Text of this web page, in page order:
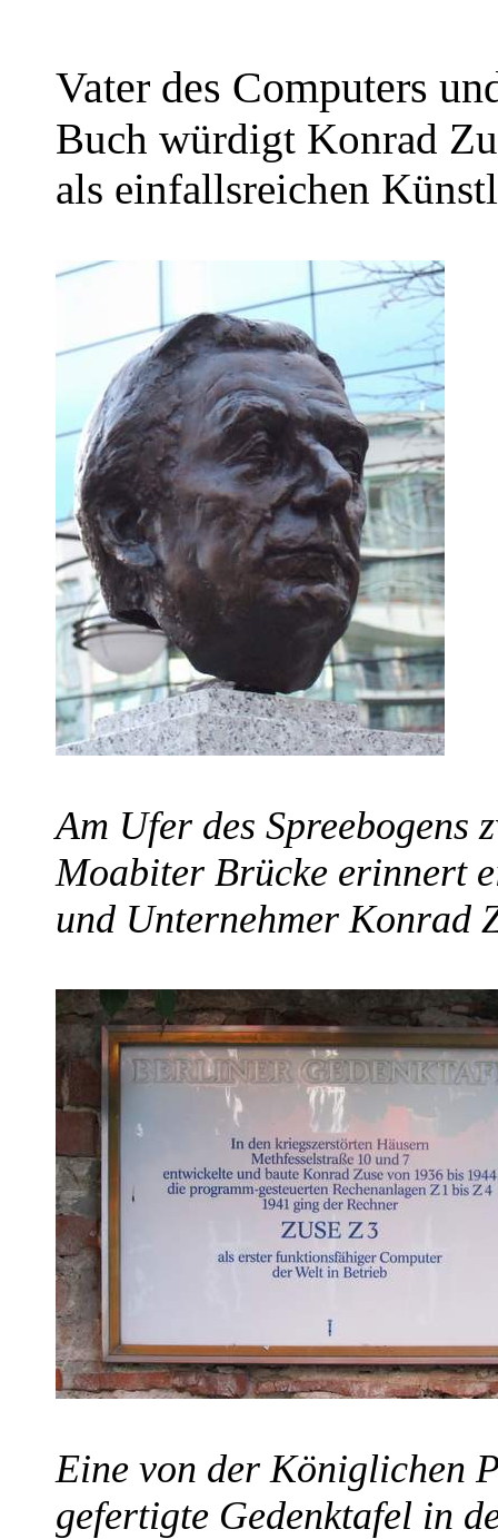
Vater des Computers
Buch würdigt Konrad
als einfallsreichen
Am Ufer des Spreebogens
Moabiter Brücke erinnert
und Unternehmer Konrad
Eine von der Königlichen
gefertigte Gedenktafel in